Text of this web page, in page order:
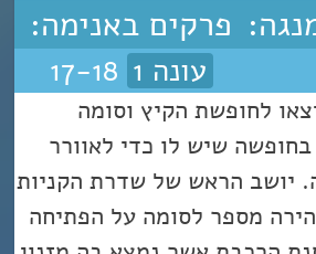
פרקים באנימה:
עונה 1
לחופשת הקיץ וסומה
שיש לו כדי לאוורר
יושב הראש של שדרת הקניות
מספר לסומה על הפתיחה